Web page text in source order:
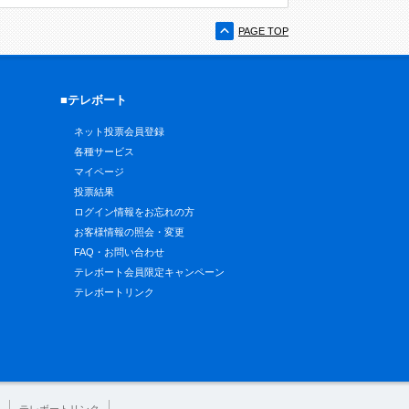
PAGE TOP
■テレボート
ネット投票会員登録
各種サービス
マイページ
投票結果
ログイン情報をお忘れの方
お客様情報の照会・変更
FAQ・お問い合わせ
テレボート会員限定キャンペーン
テレボートリンク